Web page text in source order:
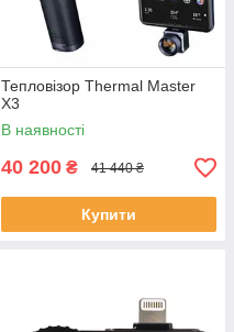
Тепловізор Thermal Master
X3
В наявності
40 200 ₴ 41 440 ₴
Купити